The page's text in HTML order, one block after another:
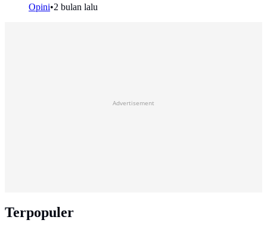
Opini•2 bulan lalu
Advertisement
Terpopuler